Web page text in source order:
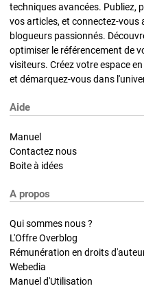
techniques avancées. Publiez,
vos articles, et connectez-vous
blogueurs passionnés.
optimiser le référencement de
visiteurs. Créez votre espace
et démarquez-vous dans
Aide
Manuel
Contactez nous
Boite à idées
A propos
Qui sommes nous ?
L'Offre Overblog
Rémunération en droits
Webedia
Manuel d'Utilisation